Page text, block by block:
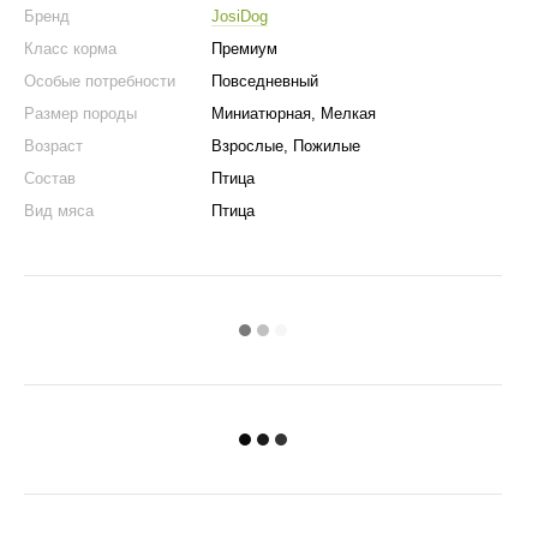
Бренд
JosiDog
Класс корма
Премиум
Особые потребности
Повседневный
Размер породы
Миниатюрная, Мелкая
Возраст
Взрослые, Пожилые
Состав
Птица
Вид мяса
Птица